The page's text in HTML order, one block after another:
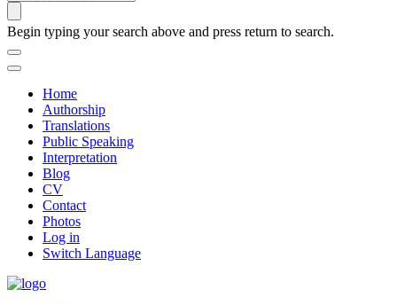
Begin typing your search above and press return to search.
Home
Authorship
Translations
Public Speaking
Interpretation
Blog
CV
Contact
Photos
Log in
Switch Language